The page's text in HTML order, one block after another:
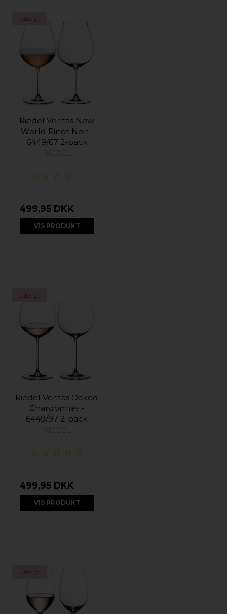
Udsolgt
Riedel Veritas New
World Pinot Noir -
6449/67 2-pack
RIEDEL
499,95 DKK
VIS PRODUKT
Udsolgt
Riedel Veritas Oaked
Chardonnay -
6449/97 2-pack
RIEDEL
499,95 DKK
VIS PRODUKT
Udsolgt